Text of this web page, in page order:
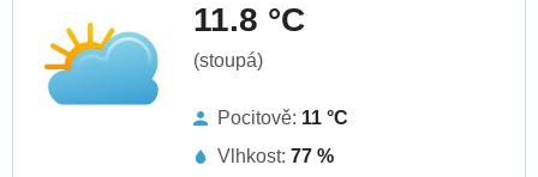
11.8 °C
(stoupá)
Pocitově: 11 °C
Vlhkost: 77 %